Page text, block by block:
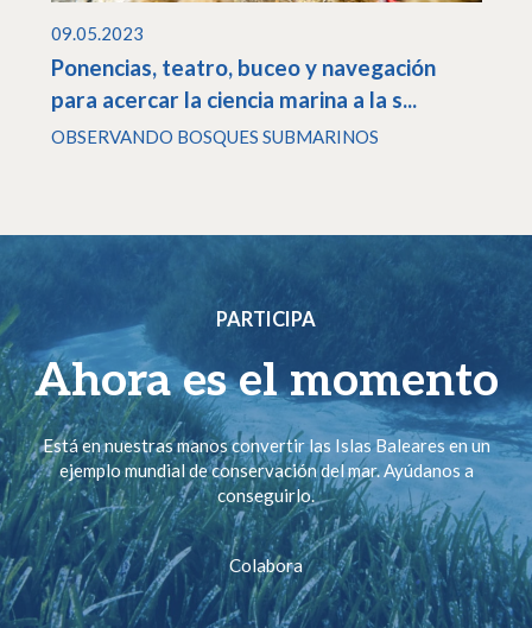
09.05.2023
Ponencias, teatro, buceo y navegación
para acercar la ciencia marina a la s...
OBSERVANDO BOSQUES SUBMARINOS
PARTICIPA
Ahora es el momento
Está en nuestras manos convertir las Islas Baleares en un
ejemplo mundial de conservación del mar. Ayúdanos a
conseguirlo.
Colabora